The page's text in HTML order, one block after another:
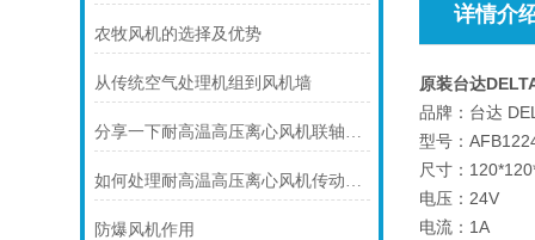
农牧风机的选择及优势
从传统空气处理机组到风机墙
分享一下耐高温高压离心风机联轴器的调整校正步骤
如何处理耐高温高压离心风机传动部位磨损的情况？
防爆风机作用
详情介
原装台达
品牌：台达
型号：
尺寸：
电压：24V
电流：1A